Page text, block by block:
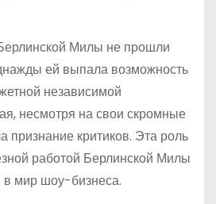
Милы не прошли
ей выпала возможность
независимой
несмотря на свои скромные
признание критиков. Эта роль
работой Берлинской Милы
в мир шоу-бизнеса.